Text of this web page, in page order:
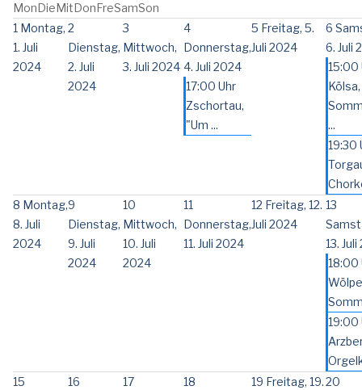
MonDieMitDonFreSamSon
1 Montag,
1. Juli
2024
2
Dienstag,
2. Juli
2024
3
Mittwoch,
3. Juli 2024
4
Donnerstag,
4. Juli 2024
17:00 Uhr
Zschortau,
"Um ...
5 Freitag, 5.
Juli 2024
6
6. Juli
15:00
Kölsa,
...
19:30
8 Montag,
8. Juli
2024
9
Dienstag,
9. Juli
2024
10
Mittwoch,
10. Juli
2024
11
Donnerstag,
11. Juli 2024
12 Freitag, 12.
Juli 2024
13
13.
18:00
19:00
15
16
17
18
19 Freitag, 19.20